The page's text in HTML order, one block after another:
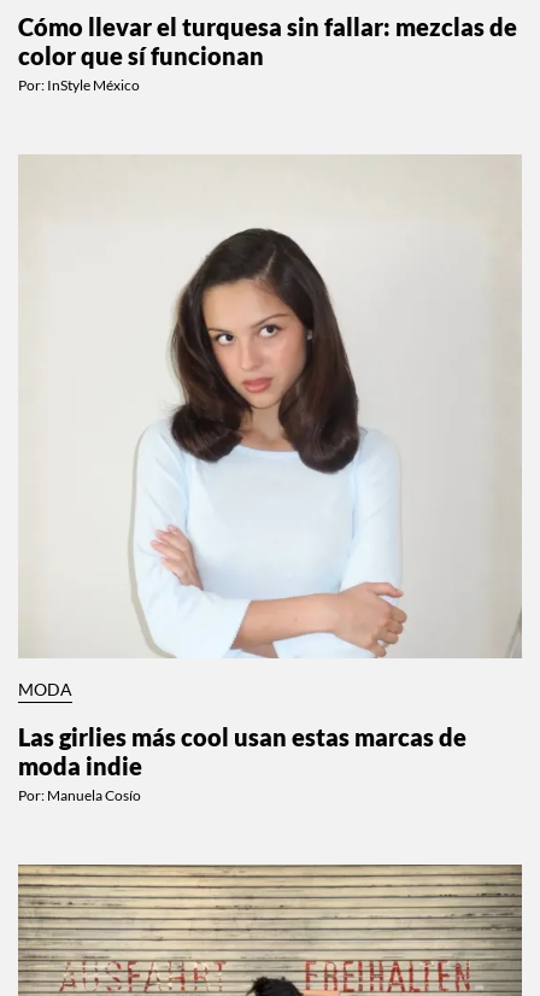
Cómo llevar el turquesa sin fallar: mezclas de
color que sí funcionan
Por: InStyle México
MODA
Las girlies más cool usan estas marcas de
moda indie
Por: Manuela Cosío